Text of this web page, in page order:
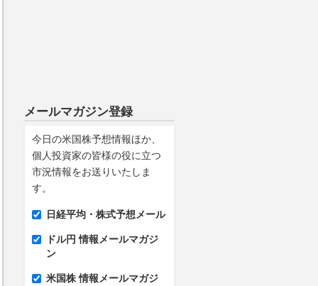
メールマガジン登録
今日の米国株予想情報ほか、
個人投資家の皆様の役に立つ
市況情報をお送りいたしま
す。
日経平均・株式予想メール
ドル円 情報メールマガジ
ン
米国株 情報メールマガジ